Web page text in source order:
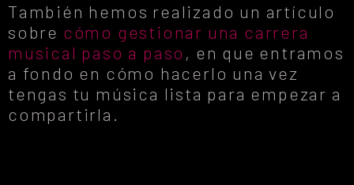
También hemos realizado un artículo
sobre cómo gestionar una carrera
musical paso a paso , en que entramos
a fondo en cómo hacerlo una vez
tengas tu música lista para empezar a
compartirla.